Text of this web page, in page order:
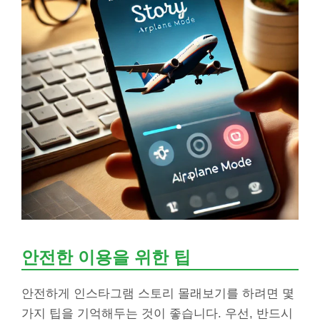
안전한 이용을 위한 팁
안전하게 인스타그램 스토리 몰래보기를 하려면 몇
가지 팁을 기억해두는 것이 좋습니다. 우선, 반드시